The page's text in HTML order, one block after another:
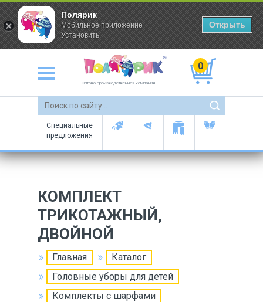
Оптово-производственная компания
0
Специальные
предложения
КОМПЛЕКТ
ТРИКОТАЖНЫЙ,
ДВОЙНОЙ
Главная
Каталог
Головные уборы для детей
Комплекты с шарфами
Полярик
Мобильное приложение
Установить
Открыть